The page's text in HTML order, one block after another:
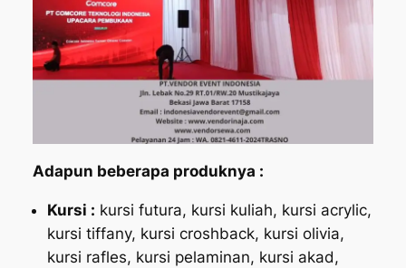
Adapun beberapa produknya :
Kursi : kursi futura, kursi kuliah, kursi acrylic,
kursi tiffany, kursi croshback, kursi olivia,
kursi rafles, kursi pelaminan, kursi akad,